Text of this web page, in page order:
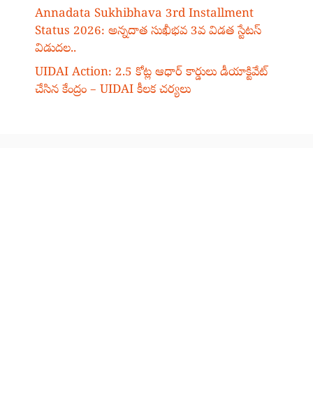
Annadata Sukhibhava 3rd Installment
Status 2026: అన్నదాత సుఖీభవ 3వ విడత స్టేటస్
విడుదల..
UIDAI Action: 2.5 కోట్ల ఆధార్ కార్డులు డీయాక్టివేట్
చేసిన కేంద్రం – UIDAI కీలక చర్యలు